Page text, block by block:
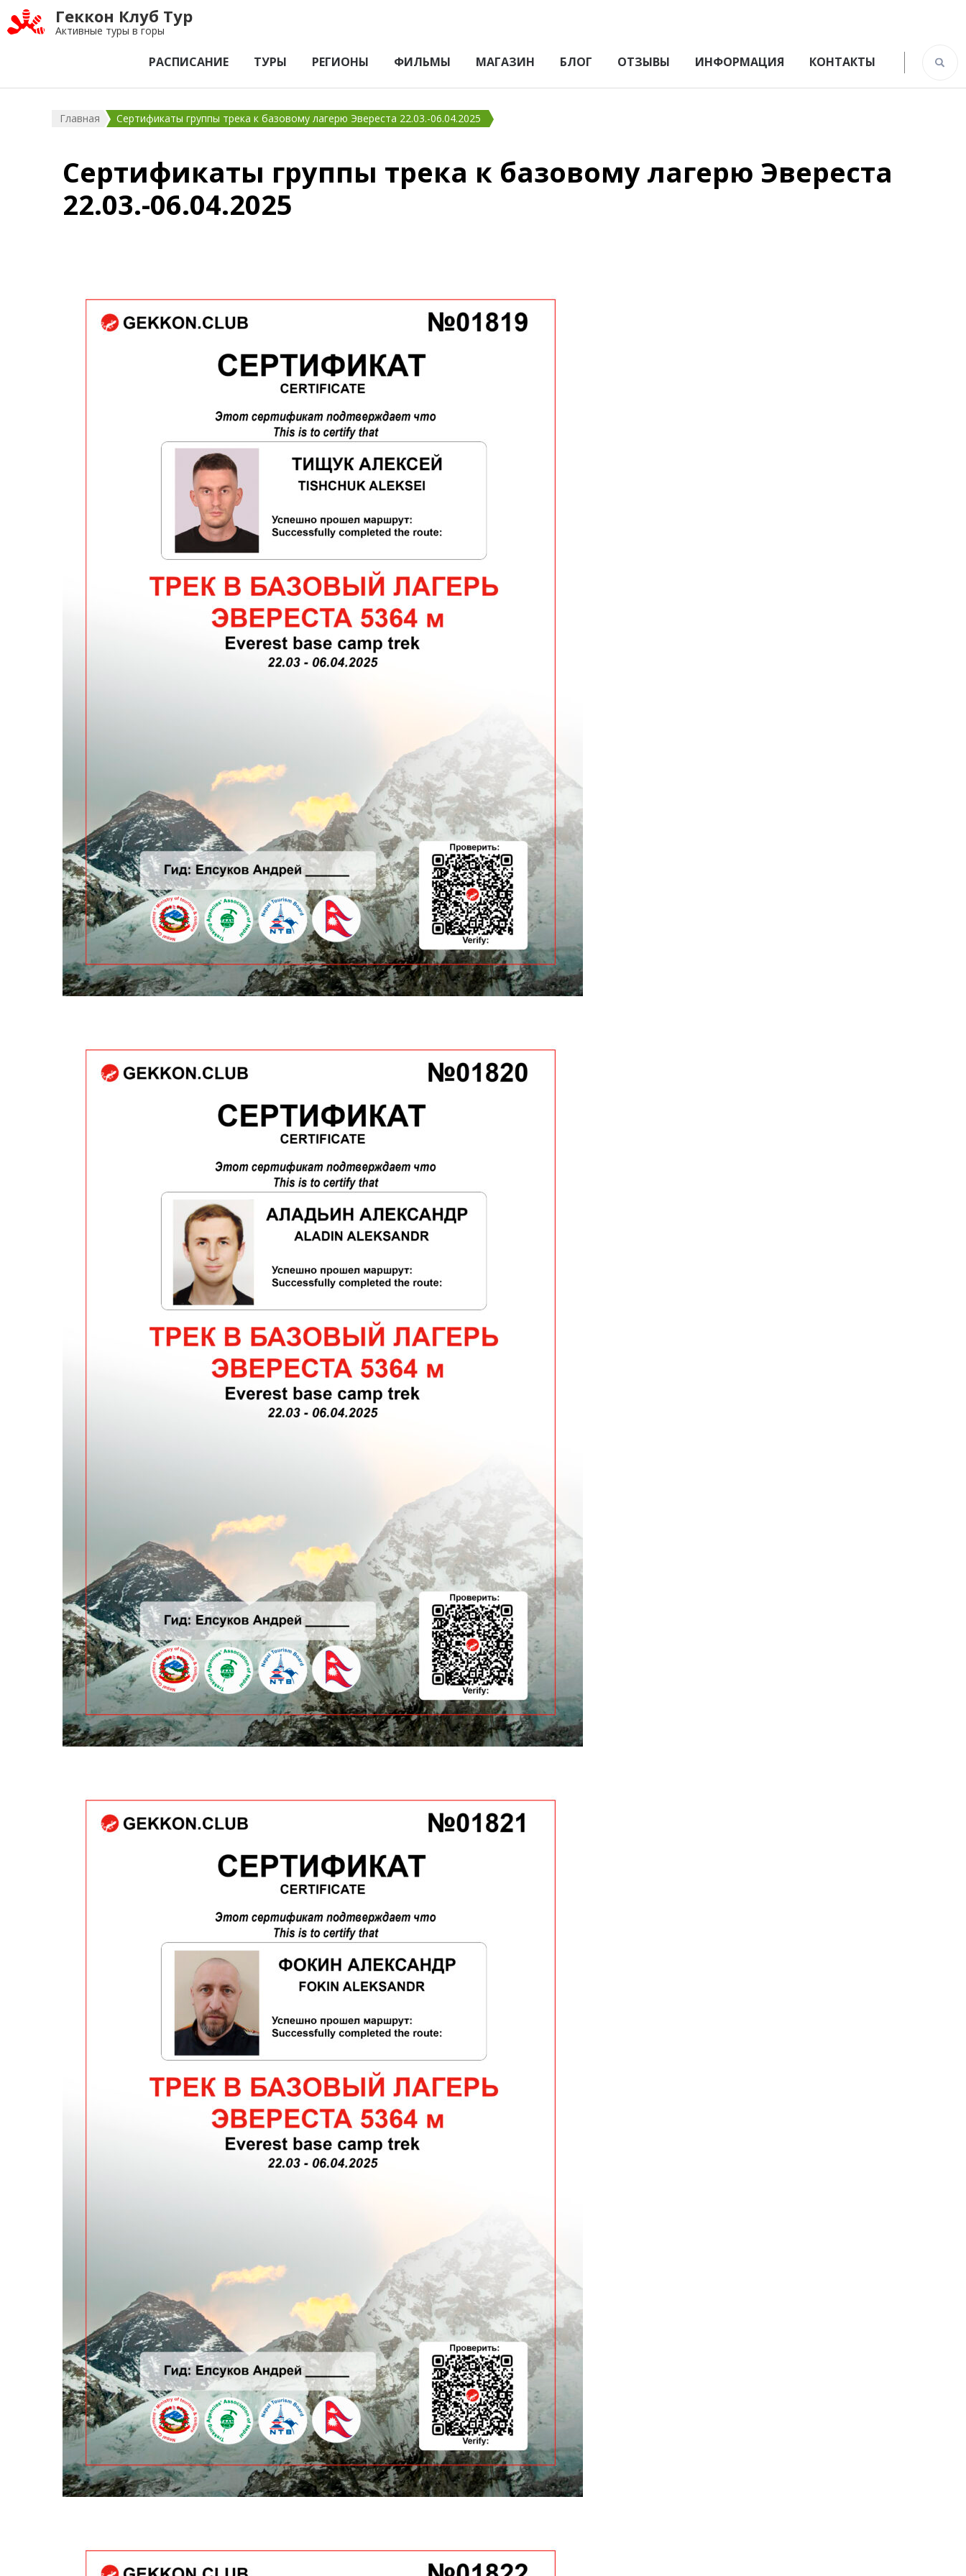
Геккон Клуб Тур
Активные туры в горы
РАСПИСАНИЕ ТУРЫ РЕГИОНЫ ФИЛЬМЫ МАГАЗИН БЛОГ ОТЗЫВЫ ИНФОРМАЦИЯ КОНТАКТЫ
Главная Сертификаты группы трека к базовому лагерю Эвереста 22.03.-06.04.2025
Сертификаты группы трека к базовому лагерю Эвереста
22.03.-06.04.2025